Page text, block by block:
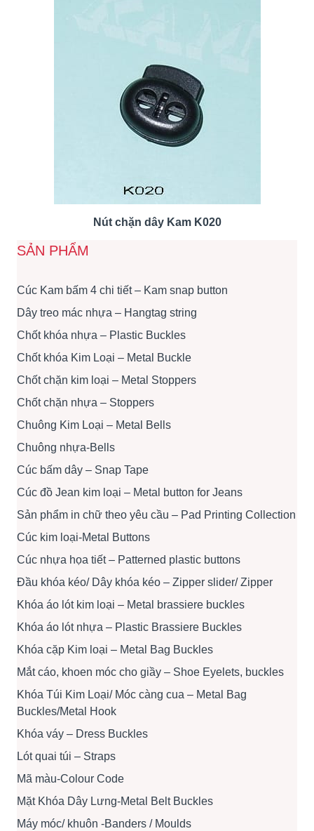
Nút chặn dây Kam K020
SẢN PHẨM
Cúc Kam bấm 4 chi tiết – Kam snap button
Dây treo mác nhựa – Hangtag string
Chốt khóa nhựa – Plastic Buckles
Chốt khóa Kim Loại – Metal Buckle
Chốt chặn kim loại – Metal Stoppers
Chốt chặn nhựa – Stoppers
Chuông Kim Loại – Metal Bells
Chuông nhựa-Bells
Cúc bấm dây – Snap Tape
Cúc đồ Jean kim loại – Metal button for Jeans
Sản phẩm in chữ theo yêu cầu – Pad Printing Collection
Cúc kim loại-Metal Buttons
Cúc nhựa họa tiết – Patterned plastic buttons
Đầu khóa kéo/ Dây khóa kéo – Zipper slider/ Zipper
Khóa áo lót kim loại – Metal brassiere buckles
Khóa áo lót nhựa – Plastic Brassiere Buckles
Khóa cặp Kim loại – Metal Bag Buckles
Mắt cáo, khoen móc cho giầy – Shoe Eyelets, buckles
Khóa Túi Kim Loại/ Móc càng cua – Metal Bag
Buckles/Metal Hook
Khóa váy – Dress Buckles
Lót quai túi – Straps
Mã màu-Colour Code
Mặt Khóa Dây Lưng-Metal Belt Buckles
Máy móc/ khuôn -Banders / Moulds